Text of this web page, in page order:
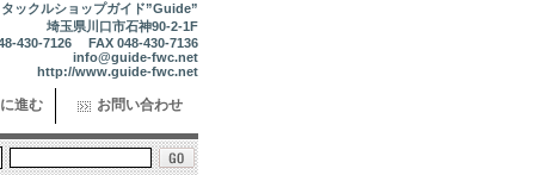
タックルショップガイド”Guide”
埼玉県川口市石神90-2-1F
430-7126 FAX 048-430-7136
info@guide-fwc.net
http://www.guide-fwc.net
進む お問い合わせ